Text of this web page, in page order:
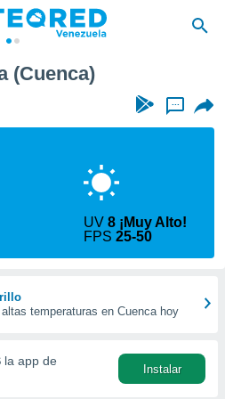
(Cuenca)
...
UV8 ¡Muy Alto!
FPS25-50
temperaturas en Cuenca hoy
la app de
Instalar